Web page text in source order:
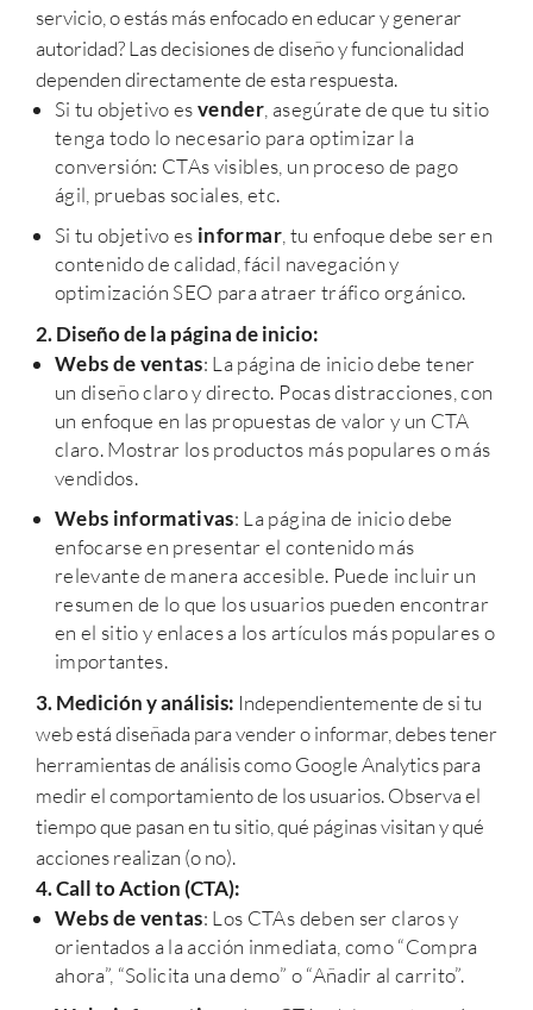
servicio, o estás más enfocado en educar y generar
autoridad? Las decisiones de diseño y funcionalidad
dependen directamente de esta respuesta.
Si tu objetivo esvender , asegúrate de que tu sitio
tenga todo lo necesario para optimizar la
conversión: CTAs visibles, un proceso de pago
ágil, pruebas sociales, etc.
Si tu objetivo es informar, tu enfoque debe ser en
contenido de calidad, fácil navegación y
optimización SEO para atraer tráfico orgánico.
2. Diseño de la página de inicio:
Webs de ventas: La página de inicio debe tener
un diseño claro y directo. Pocas distracciones, con
un enfoque en las propuestas de valor y un CTA
claro. Mostrar los productos más populares o más
vendidos.
Webs informativas: La página de inicio debe
enfocarse en presentar el contenido más
relevante de manera accesible. Puede incluir un
resumen de lo que los usuarios pueden encontrar
en el sitio y enlaces a los artículos más populares o
importantes.
3. Medición y análisis: Independientemente de si tu
web está diseñada para vender o informar, debes tener
herramientas de análisis como Google Analytics para
medir el comportamiento de los usuarios. Observa el
tiempo que pasan en tu sitio, qué páginas visitan y qué
acciones realizan (o no).
4. Call to Action (CTA):
Webs de ventas: Los CTAs deben ser claros y
orientados a la acción inmediata, como “Compra
ahora”, “Solicita una demo” o “Añadir al carrito”.